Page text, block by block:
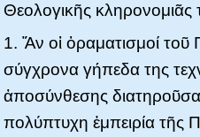
Θεολογικῆς κληρονομιᾶς
1. Ἄν οἱ ὁραματισμοί τοῦ
σύγχρονα γήπεδα της
ἀποσύνθεσης
πολύπτυχη ἐμπειρία τῆς